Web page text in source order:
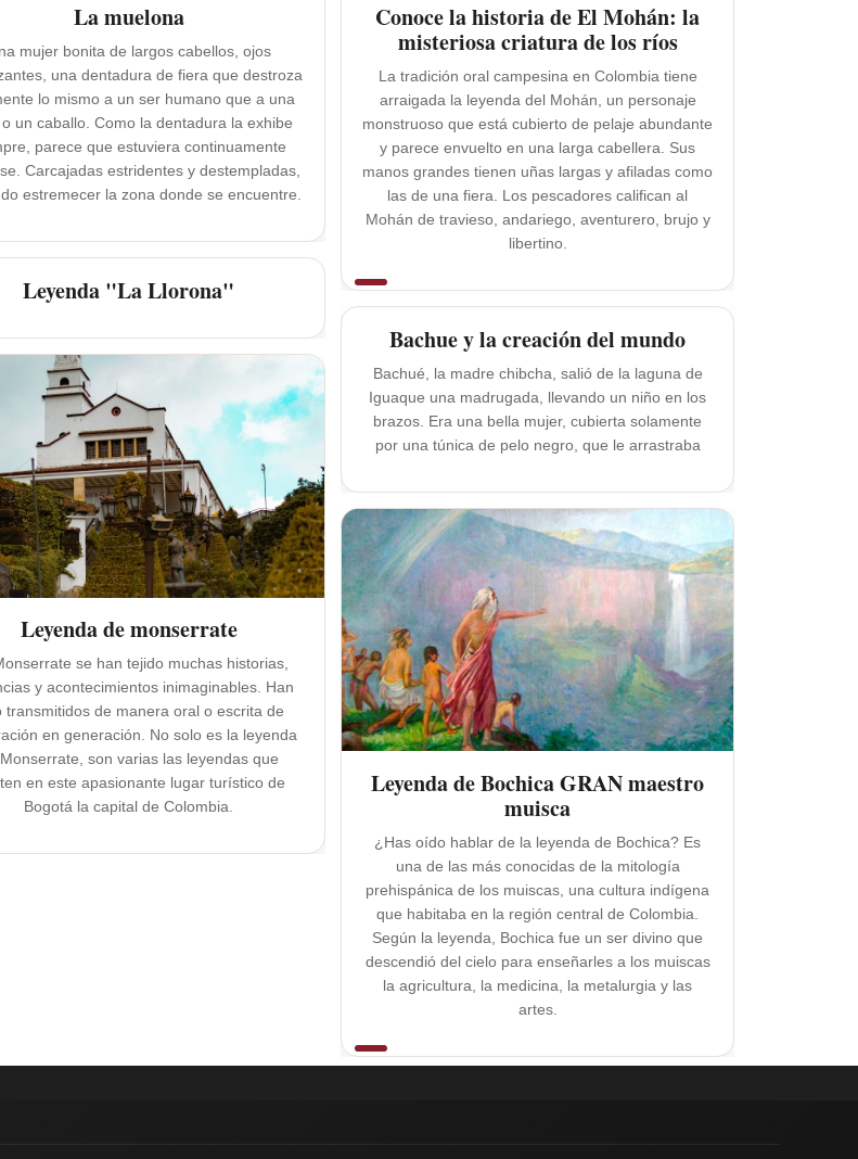
La muelona
mujer bonita de largos cabellos, ojos
una dentadura de fiera que destroza
lo mismo a un ser humano que a una
un caballo. Como la dentadura la exhibe
parece que estuviera continuamente
Carcajadas estridentes y destempladas,
estremecer la zona donde se encuentre.
Conoce la historia de El Mohán: la
misteriosa criatura de los ríos
La tradición oral campesina en Colombia tiene
arraigada la leyenda del Mohán, un personaje
monstruoso que está cubierto de pelaje abundante
y parece envuelto en una larga cabellera. Sus
manos grandes tienen uñas largas y afiladas como
las de una fiera. Los pescadores califican al
Mohán de travieso, andariego, aventurero, brujo y
libertino.
Leyenda "La Llorona"
Bachue y la creación del mundo
Bachué, la madre chibcha, salió de la laguna de
Iguaque una madrugada, llevando un niño en los
brazos. Era una bella mujer, cubierta solamente
por una túnica de pelo negro, que le arrastraba
Leyenda de monserrate
se han tejido muchas historias,
y acontecimientos inimaginables. Han
transmitidos de manera oral o escrita de
en generación. No solo es la leyenda
son varias las leyendas que
en este apasionante lugar turístico de
Bogotá la capital de Colombia.
Leyenda de Bochica GRAN maestro
muisca
¿Has oído hablar de la leyenda de Bochica? Es
una de las más conocidas de la mitología
prehispánica de los muiscas, una cultura indígena
que habitaba en la región central de Colombia.
Según la leyenda, Bochica fue un ser divino que
descendió del cielo para enseñarles a los muiscas
la agricultura, la medicina, la metalurgia y las
artes.